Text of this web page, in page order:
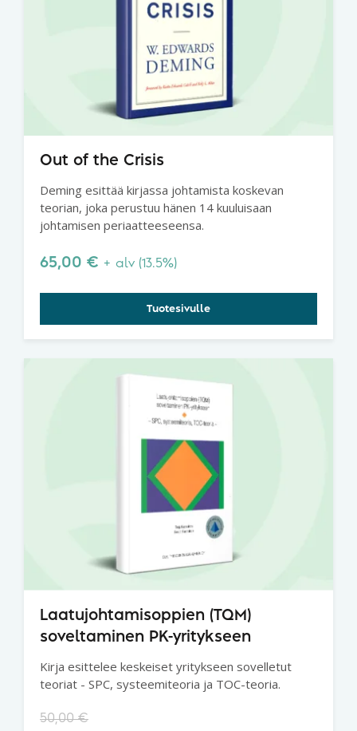
Out of the Crisis
Deming esittää kirjassa johtamista koskevan
teorian, joka perustuu hänen 14 kuuluisaan
johtamisen periaatteeseensa.
65,00 € + alv (13.5%)
Tuotesivulle
Laatujohtamisoppien (TQM)
soveltaminen PK-yritykseen
Kirja esittelee keskeiset yritykseen sovelletut
teoriat - SPC, systeemiteoria ja TOC-teoria.
50,00€